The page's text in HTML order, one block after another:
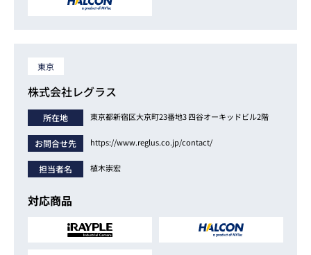
東京
株式会社レグラス
所在地 東京都新宿区大京町23番地3 四谷オーキッドビル2階
お問合せ先 https://www.reglus.co.jp/contact/
担当者名 植木崇宏
対応商品